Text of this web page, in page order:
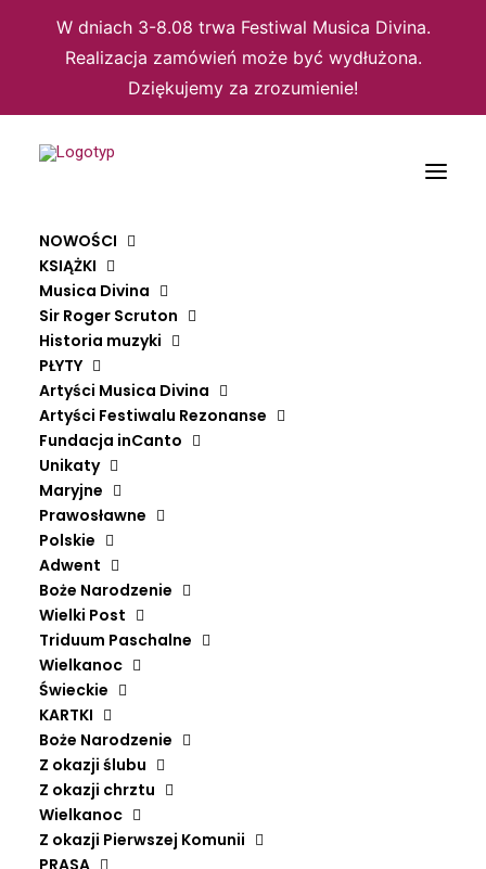
W dniach 3-8.08 trwa Festiwal Musica Divina.
Realizacja zamówień może być wydłużona.
Dziękujemy za zrozumienie!
NOWOŚCI
KSIĄŻKI
Musica Divina
Sir Roger Scruton
Historia muzyki
PŁYTY
Artyści Musica Divina
Artyści Festiwalu Rezonanse
Fundacja inCanto
Unikaty
Maryjne
Prawosławne
Polskie
Adwent
Boże Narodzenie
Wielki Post
Triduum Paschalne
Wielkanoc
Świeckie
KARTKI
Boże Narodzenie
Z okazji ślubu
Z okazji chrztu
Wielkanoc
Z okazji Pierwszej Komunii
Strona główna Kartki
BOŻE NARODZENIE
GEERTGEN TOT SINT JANS
12,90
Kolor koperty
Wyczyść
ilość
Boże
Narodzenie